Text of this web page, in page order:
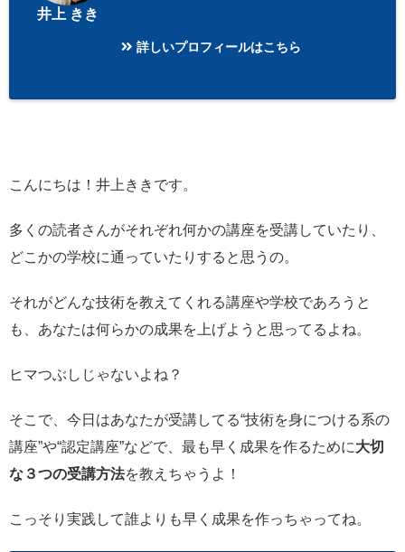
井上 きき
詳しいプロフィールはこちら
こんにちは！井上ききです。
多くの読者さんがそれぞれ何かの講座を受講していたり、
どこかの学校に通っていたりすると思うの。
それがどんな技術を教えてくれる講座や学校であろうと
も、あなたは何らかの成果を上げようと思ってるよね。
ヒマつぶしじゃないよね？
そこで、今日はあなたが受講してる“技術を身につける系の
講座”や“認定講座”などで、最も早く成果を作るために大切
な３つの受講方法を教えちゃうよ！
こっそり実践して誰よりも早く成果を作っちゃってね。